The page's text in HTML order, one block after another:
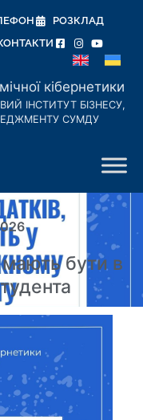
РОЗКЛАД
кібернетики
ІНСТИТУТ БІЗНЕСУ,
СУМДУ
бути в